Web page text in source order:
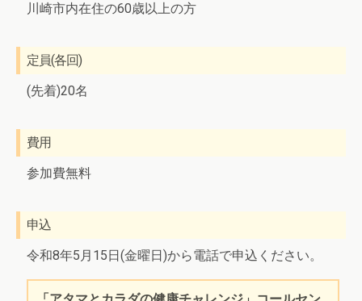
川崎市内在住の60歳以上の方
定員(各回)
(先着)20名
費用
参加費無料
申込
令和8年5月15日(金曜日)から電話で申込ください。